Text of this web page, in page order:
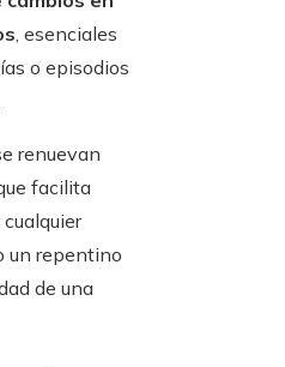
, esenciales
o episodios
renuevan
facilita
un repentino
de una